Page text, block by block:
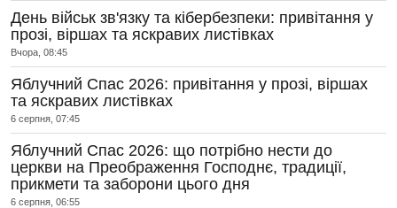
День військ зв'язку та кібербезпеки: привітання у
прозі, віршах та яскравих листівках
Вчора, 08:45
Яблучний Спас 2026: привітання у прозі, віршах
та яскравих листівках
6 серпня, 07:45
Яблучний Спас 2026: що потрібно нести до
церкви на Преображення Господнє, традиції,
прикмети та заборони цього дня
6 серпня, 06:55